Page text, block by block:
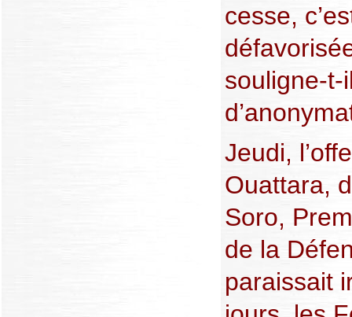
cesse,
souligne-t-
Jeudi,
Ouattara,
Soro,
de la
paraissait